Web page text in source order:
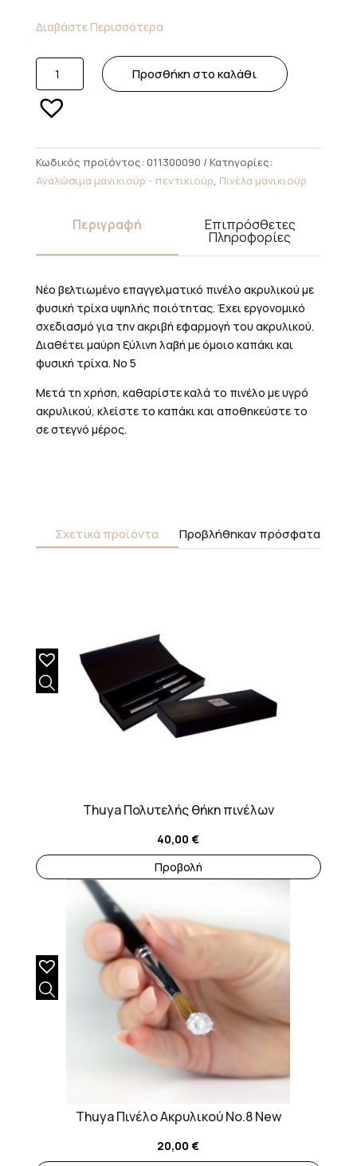
Διαβάστε Περισσότερα
Πινέλο
ακρυλικού
no.5
ποσότητα
Προσθήκη στο καλάθι
Κωδικός προϊόντος: 011300090
Κατηγορίες:
Αναλώσιμα μανικιούρ - πεντικιούρ, Πινέλα μανικιούρ
Περιγραφή Επιπρόσθετες
Πληροφορίες
Νέο βελτιωμένο επαγγελματικό πινέλο ακρυλικού με
φυσική τρίχα υψηλής ποιότητας. Έχει εργονομικό
σχεδιασμό για την ακριβή εφαρμογή του ακρυλικού.
Διαθέτει μαύρη ξύλινη λαβή με όμοιο καπάκι και
φυσική τρίχα. Νο 5
Μετά τη χρήση, καθαρίστε καλά το πινέλο με υγρό
ακρυλικού, κλείστε το καπάκι και αποθηκεύστε το
σε στεγνό μέρος.
Σχετικά προϊόντα Προβλήθηκαν πρόσφατα
Thuya Πολυτελής θήκη πινέλων
40,00€
Προβολή
Thuya Πινέλο Ακρυλικού No.8 New
20,00€